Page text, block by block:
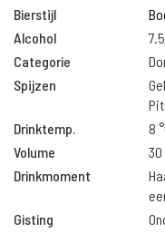
Bierstijl
Alcohol
Categorie
Spijzen
Drinktemp.
8
Volume
30
Drinkmoment
Gisting